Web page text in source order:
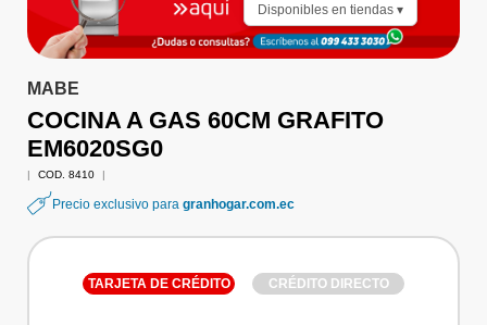
Disponibles en tiendas ▾
MABE
COCINA A GAS 60CM GRAFITO
EM6020SG0
COD. 8410
Precio exclusivo para granhogar.com.ec
TARJETA DE CRÉDITO CRÉDITO DIRECTO